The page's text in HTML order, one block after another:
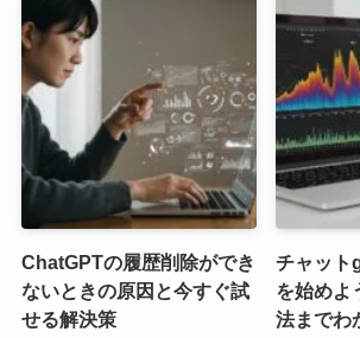
ChatGPTの履歴削除ができ
ないときの原因と今すぐ試
せる解決策
チャット
を始めよ
法までわ